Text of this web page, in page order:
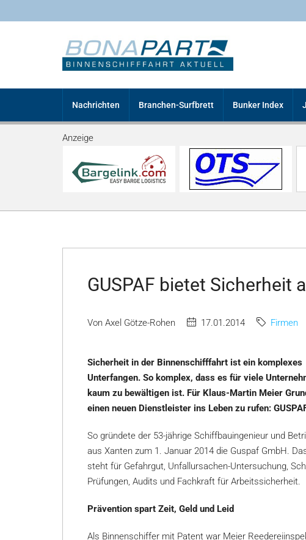
Nachrichten Branchen-Surfbrett Bunker Index
Anzeige
GUSPAF bietet Sicherheit
Von Axel Götze-Rohen 17.01.2014 Firmen
Sicherheit in der Binnenschifffahrt ist ein komplexes
Unterfangen. So komplex, dass es für viele
kaum zu bewältigen ist. Für Klaus-Martin Meier
einen neuen Dienstleister ins Leben zu rufen:
So gründete der 53-jährige Schiffbauingenieur und
aus Xanten zum 1. Januar 2014 die Guspaf GmbH.
steht für Gefahrgut, Unfallursachen-Untersuchung,
Prüfungen, Audits und Fachkraft für Arbeitssicherheit.
Prävention spart Zeit, Geld und Leid
Als Binnenschiffer mit Patent war Meier